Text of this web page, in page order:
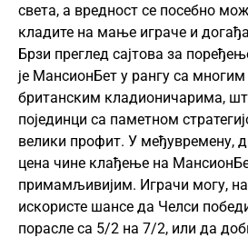
света, а вредност се посебно
кладите на мање играче и
Брзи преглед сајтова за
је МансионБет у рангу са
британским кладионичарима,
појединци са паметном
велики профит. У међувремену,
цена чине клађење на
примамљивијим. Играчи могу,
искористе шансе да Челси
порасле са 5/2 на 7/2, или да